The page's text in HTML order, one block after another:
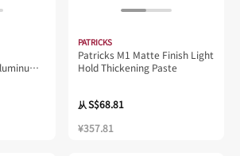
PATRICKS
Patricks M1 Matte Finish Light
Hold Thickening Paste
从S$68.81
¥357.81